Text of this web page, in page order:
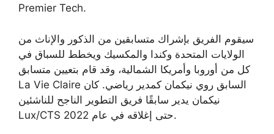
Premier Tech.
سيقوم الفريق بإشراك متسابقين من الذكور والإناث من
الولايات المتحدة وكندا والمكسيك ويخطط للسباق في
كل من أوروبا وأمريكا الشمالية، وقد قام بتعيين متسابق
La Vie Claire السابق روي نيكمان كمدير رياضي. كان
نيكمان يدير سابقًا فريق التطوير الناجح للناشئين
Lux/CTS حتى إغلاقه في عام 2022.